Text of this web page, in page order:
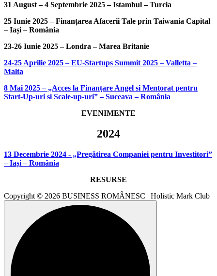
31 August – 4 Septembrie 2025 – Istambul – Turcia
25 Iunie 2025 – Finanțarea Afacerii Tale prin Taiwania Capital
– Iași – România
23-26 Iunie 2025 – Londra – Marea Britanie
24-25 Aprilie 2025 – EU-Startups Summit 2025 – Valletta –
Malta
8 Mai 2025 – „Acces la Finanțare Angel si Mentorat pentru
Start-Up-uri si Scale-up-uri” – Suceava – România
EVENIMENTE
2024
13 Decembrie 2024 - „Pregătirea Companiei pentru Investitori”
– Iași – România
RESURSE
Copyright © 2026 BUSINESS ROMÂNESC | Holistic Mark Club